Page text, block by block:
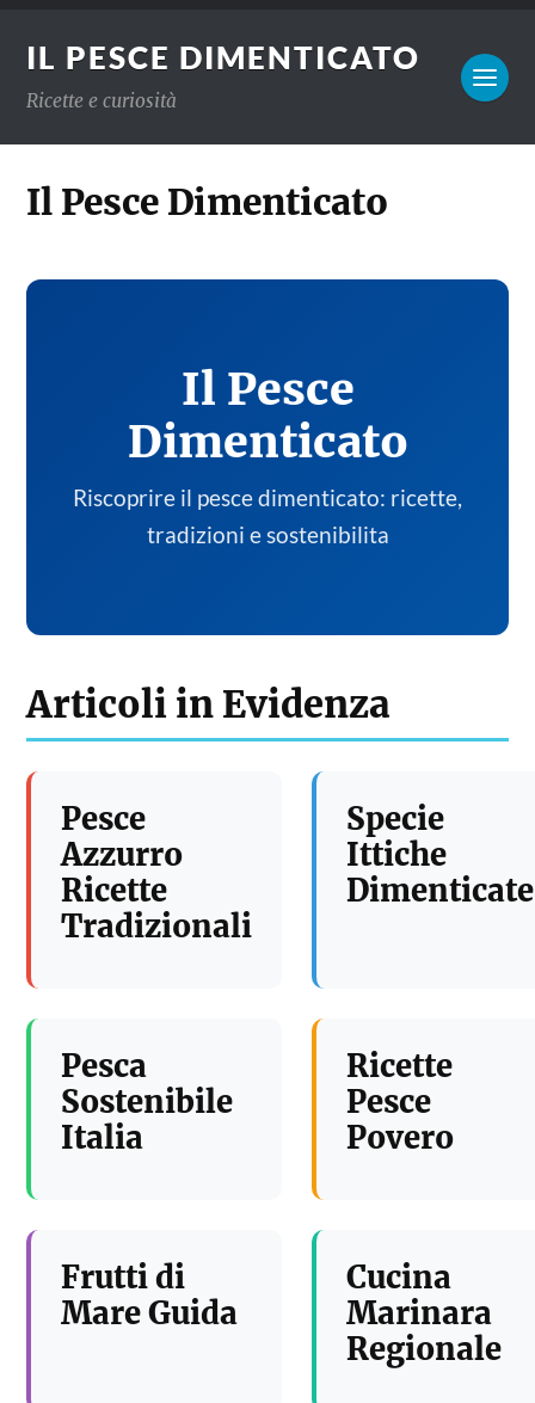
IL PESCE DIMENTICATO
Ricette e curiosità
Il Pesce Dimenticato
Il Pesce
Dimenticato
Riscoprire il pesce dimenticato: ricette,
tradizioni e sostenibilita
Articoli in Evidenza
Pesce
Azzurro
Ricette
Tradizionali
Specie
Ittiche
Dimenticate
Pesca
Sostenibile
Italia
Ricette
Pesce
Povero
Frutti di
Mare Guida
Cucina
Marinara
Regionale